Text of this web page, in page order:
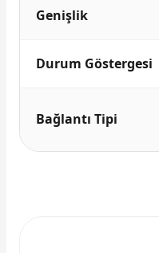
Genişlik
Durum Göstergesi
Bağlantı Tipi